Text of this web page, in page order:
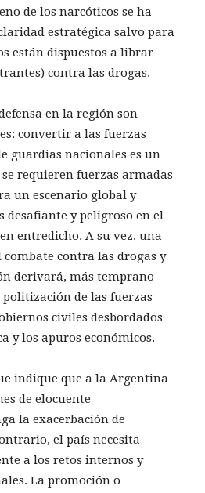
de los narcóticos se ha
estratégica salvo para
están dispuestos a librar
contra las drogas.
en la región son
convertir a las fuerzas
guardias nacionales es un
requieren fuerzas armadas
un escenario global y
desafiante y peligroso en el
entredicho. A su vez, una
contra las drogas y
derivará, más temprano
de las fuerzas
civiles desbordados
y los apuros económicos.
indique que a la Argentina
de elocuente
la exacerbación de
el país necesita
a los retos internos y
La promoción o